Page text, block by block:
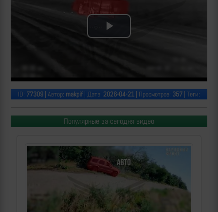
Play
ID: 77309 | Автор: makpif| Дата: 2026-04-21 | Просмотров: 357 | Теги:
Популярные за сегодня видео